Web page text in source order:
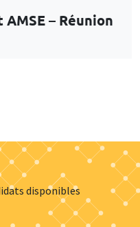
– Réunion
disponibles